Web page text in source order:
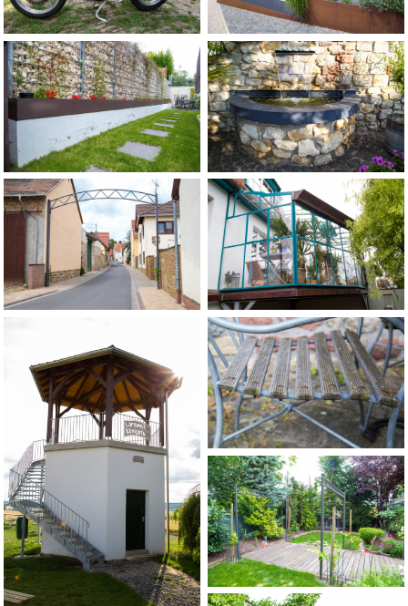
pulverbeschichtet
Rankbögen
gefertigt aus Rund und
Rechteckrohr
Terrassenüberdachung
und Palmenhaus
gefertigt aus filigranen Winkel
und T- Profilen mit eingekitteten
Glasscheiben
Treppe mit Geländer
Gartenstuhl
Rankgerüst
Pflanztöpfe
Beeteinfassung
Pflanzenschutzgitter